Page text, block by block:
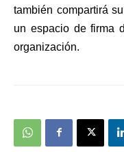
también compartirá
un espacio de firma
organización.